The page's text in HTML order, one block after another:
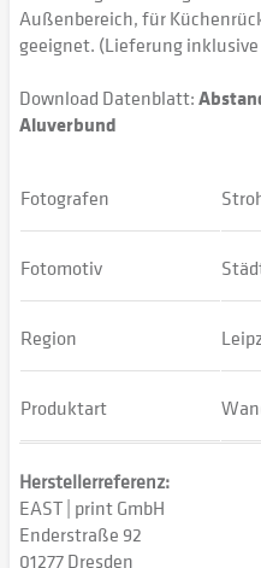
Außenbereich, für
geeignet. (Lieferung
Download Datenblatt:
Aluverbund
Fotografen
Fotomotiv
Region
Produktart
Herstellerreferenz:
EAST | print GmbH
Enderstraße 92
01277 Dresden